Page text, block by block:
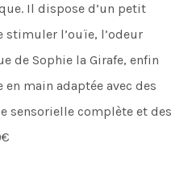
Il dispose d’un petit
l’ouïe, l’odeur
de Sophie la Girafe, enfin
main adaptée avec des
sensorielle complète et des